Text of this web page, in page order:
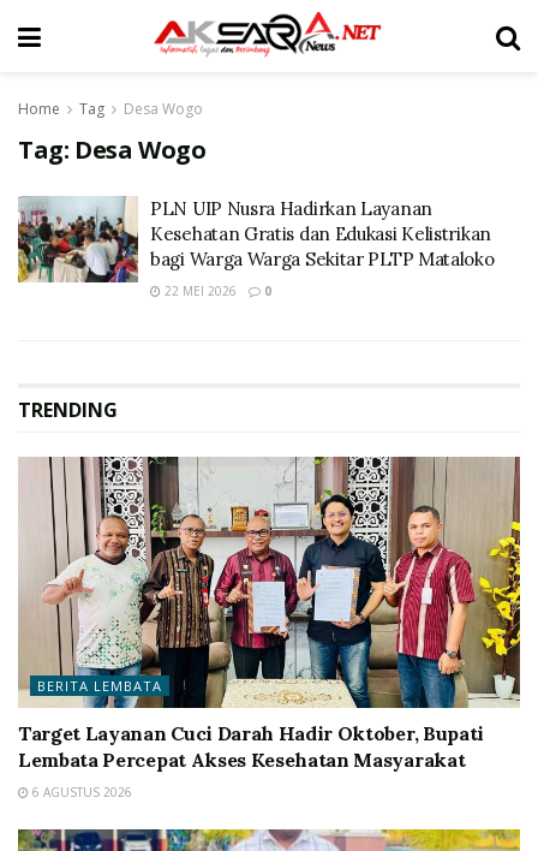
Home Tag Desa Wogo
Tag: Desa Wogo
PLN UIP Nusra Hadirkan Layanan
Kesehatan Gratis dan Edukasi Kelistrikan
bagi Warga Warga Sekitar PLTP Mataloko
22 MEI 2026 0
TRENDING
BERITA LEMBATA
Target Layanan Cuci Darah Hadir Oktober, Bupati
Lembata Percepat Akses Kesehatan Masyarakat
6 AGUSTUS 2026